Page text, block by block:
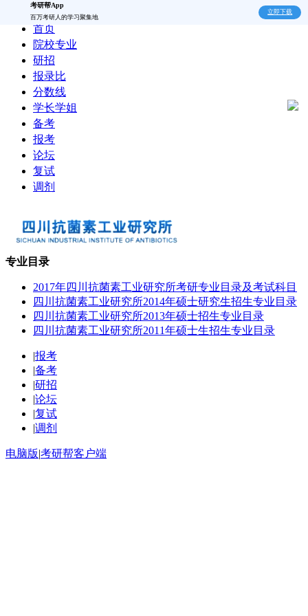
考研帮App
百万考研人的学习聚集地
立即下载
首页
院校专业
研招
报录比
分数线
学长学姐
备考
报考
论坛
复试
调剂
专业目录
2017年四川抗菌素工业研究所考研专业目录及考试科目
四川抗菌素工业研究所2014年硕士研究生招生专业目录
四川抗菌素工业研究所2013年硕士招生专业目录
四川抗菌素工业研究所2011年硕士生招生专业目录
|报考
|备考
|研招
|论坛
|复试
|调剂
电脑版|考研帮客户端